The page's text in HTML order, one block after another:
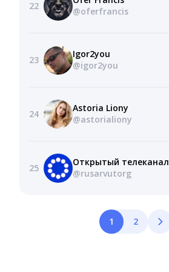
22
@oferfrancis
23
Igor2you
@igor2you
24
Astoria Liony
@astorialiony
25
Открытый телеканал
@rusarvutorg
1 2